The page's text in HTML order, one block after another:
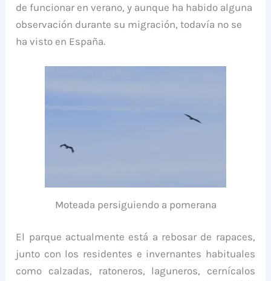
de funcionar en verano, y aunque ha habido alguna
observación durante su migración, todavía no se
ha visto en España.
Moteada persiguiendo a pomerana
El parque actualmente está a rebosar de rapaces,
junto con los residentes e invernantes habituales
como calzadas, ratoneros, laguneros, cernícalos